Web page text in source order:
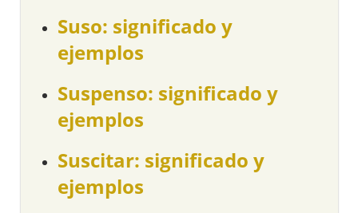
Suso: significado y
ejemplos
Suspenso: significado y
ejemplos
Suscitar: significado y
ejemplos